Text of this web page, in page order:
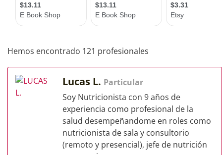
Hemos encontrado 121 profesionales
Lucas L. Particular
Soy Nutricionista con 9 años de
experiencia como profesional de la
salud desempeñandome en roles como
nutricionista de sala y consultorio
(remoto y presencial), jefe de nutrición